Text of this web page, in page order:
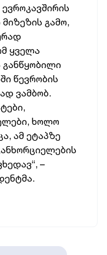
გამო,
ყველა
წევრობის
ვამბობ.
ხოლო
ამ ეტაპზე
–